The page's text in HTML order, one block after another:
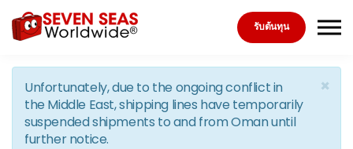
Skip to the content
รับต้นทุน
×
Unfortunately, due to the ongoing conflict in
the Middle East, shipping lines have temporarily
suspended shipments to and from Oman until
further notice.